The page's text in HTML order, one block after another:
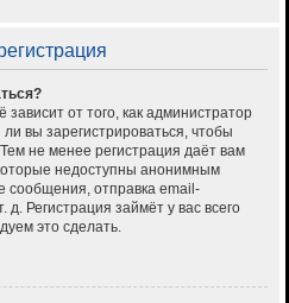
от того, как администратор
вы зарегистрироваться, чтобы
не менее регистрация даёт вам
недоступны анонимным
сообщения, отправка email-
д. Регистрация займёт у вас всего
это сделать.